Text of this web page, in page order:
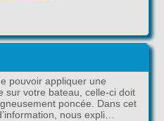
pouvoir appliquer une
sur votre bateau, celle-ci doit
poncée. Dans cet
nous expli…